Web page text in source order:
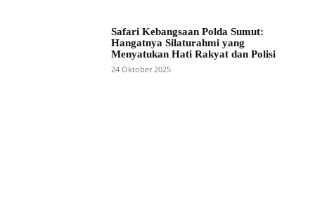
Safari Kebangsaan Polda Sumut:
Hangatnya Silaturahmi yang
Menyatukan Hati Rakyat dan Polisi
24 Oktober 2025